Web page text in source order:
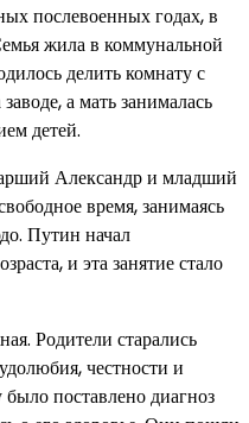
послевоенных годах, в
жила в коммунальной
делить комнату с
а мать занималась
детей.
Александр и младший
время, занимаясь
Путин начал
и эта занятие стало
Родители старались
честности и
поставлено диагноз